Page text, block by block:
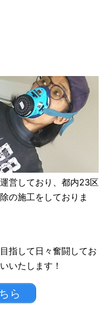
営しており、都内23区
の施工をしておりま
指して日々奮闘してお
いたします！
ら